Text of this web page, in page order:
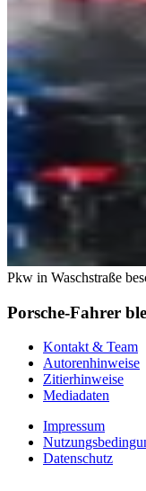
Pkw in Waschstraße
Porsche-Fahrer
Kontakt & Team
Autorenhinweise
Zitierhinweise
Mediadaten
Impressum
Datenschutz